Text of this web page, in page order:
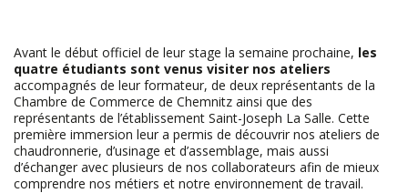
Avant le début officiel de leur stage la semaine prochaine, les
quatre étudiants sont venus visiter nos ateliers
accompagnés de leur formateur, de deux représentants de la
Chambre de Commerce de Chemnitz ainsi que des
représentants de l’établissement Saint-Joseph La Salle. Cette
première immersion leur a permis de découvrir nos ateliers de
chaudronnerie, d’usinage et d’assemblage, mais aussi
d’échanger avec plusieurs de nos collaborateurs afin de mieux
comprendre nos métiers et notre environnement de travail.